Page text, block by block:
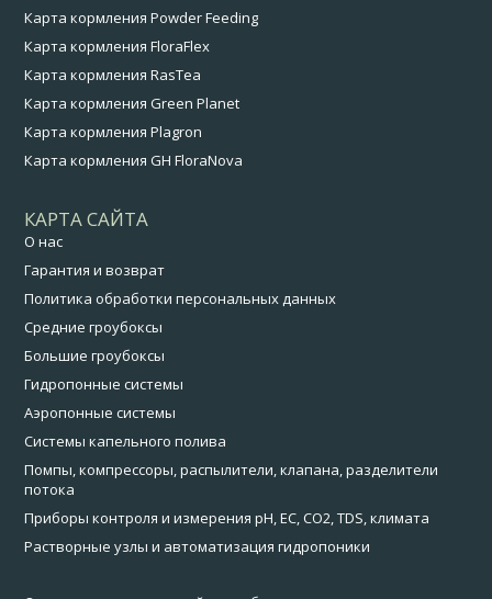
Карта кормления Powder Feeding
Карта кормления FloraFlex
Карта кормления RasTea
Карта кормления Green Planet
Карта кормления Plagron
Карта кормления GH FloraNova
КАРТА САЙТА
О нас
Гарантия и возврат
Политика обработки персональных данных
Средние гроубоксы
Большие гроубоксы
Гидропонные системы
Аэропонные системы
Системы капельного полива
Помпы, компрессоры, распылители, клапана, разделители
потока
Приборы контроля и измерения pH, EC, CO2, TDS, климата
Растворные узлы и автоматизация гидропоники